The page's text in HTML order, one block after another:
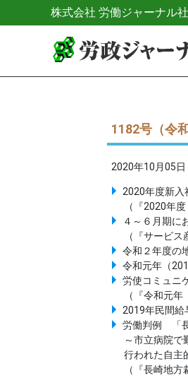
株式会社 労働ジャーナル社
1182号（令
2020年10月05日
2020年度新入
（『2020年
４～６月期に
（『サービ
令和２年度の
令和元年（
労使コミュニ
（『令和元
2019年民間給
労働判例 「
～市立病院
行われた自主
（『長崎地